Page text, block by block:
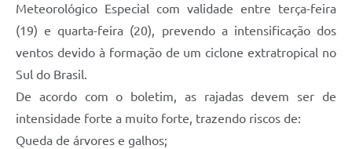
Jornal
Agenda
Diário Oficial
Meteorológico Especial com validade entre terça-feira
(19) e quarta-feira (20), prevendo a intensificação dos
ventos devido à formação de um ciclone extratropical no
Sul do Brasil.
De acordo com o boletim, as rajadas devem ser de
intensidade forte a muito forte, trazendo riscos de:
Queda de árvores e galhos;